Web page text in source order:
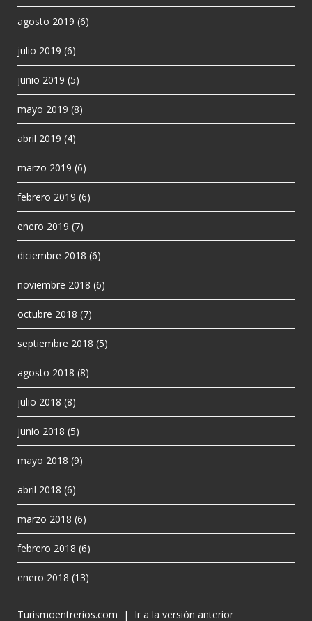
agosto 2019 (6)
julio 2019 (6)
junio 2019 (5)
mayo 2019 (8)
abril 2019 (4)
marzo 2019 (6)
febrero 2019 (6)
enero 2019 (7)
diciembre 2018 (6)
noviembre 2018 (6)
octubre 2018 (7)
septiembre 2018 (5)
agosto 2018 (8)
julio 2018 (8)
junio 2018 (5)
mayo 2018 (9)
abril 2018 (6)
marzo 2018 (6)
febrero 2018 (6)
enero 2018 (13)
Turismoentrerios.com | Ir a la versión anterior